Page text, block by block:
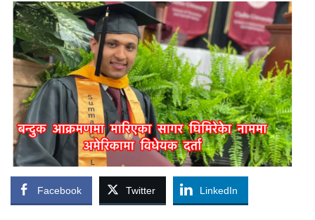
Facebook Twitter LinkedIn